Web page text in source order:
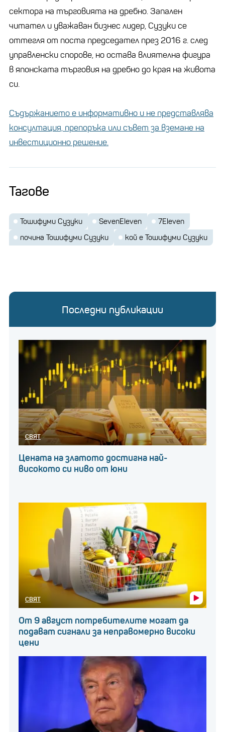
сектора на търговията на дребно. Запален
читател и уважаван бизнес лидер, Сузуки се
оттегля от поста председател през 2016 г. след
управленски спорове, но остава влиятелна фигура
в японската търговия на дребно до края на живота
си.
Съдържанието е информативно и не представлява
консултация, препоръка или съвет за вземане на
инвестиционно решение.
Тагове
Тошифуми Сузуки SevenEleven
7Eleven
почина Тошифуми Сузуки
кой е Тошифуми Сузуки
Последни публикации
СВЯТ
Цената на златото достигна най-
високото си ниво от юни
СВЯТ
От 9 август потребителите могат да
подават сигнали за неправомерно високи
цени